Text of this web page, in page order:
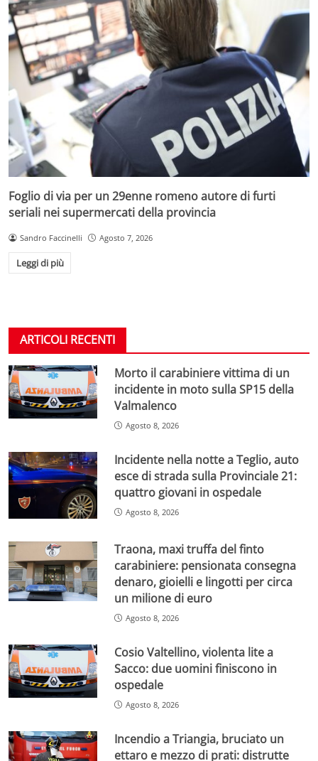
Foglio di via per un 29enne romeno autore di furti
seriali nei supermercati della provincia
Sandro Faccinelli Agosto 7, 2026
Leggi di più
ARTICOLI RECENTI
Morto il carabiniere vittima di un
incidente in moto sulla SP15 della
Valmalenco
Agosto 8, 2026
Incidente nella notte a Teglio, auto
esce di strada sulla Provinciale 21:
quattro giovani in ospedale
Agosto 8, 2026
Traona, maxi truffa del finto
carabiniere: pensionata consegna
denaro, gioielli e lingotti per circa
un milione di euro
Agosto 8, 2026
Cosio Valtellino, violenta lite a
Sacco: due uomini finiscono in
ospedale
Agosto 8, 2026
Incendio a Triangia, bruciato un
ettaro e mezzo di prati: distrutte